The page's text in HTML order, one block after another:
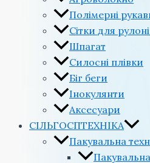
Полімерні
Сітки для
Шпагат
Силосні плівки
Біг беги
Інокулянти
Аксесуари
СІЛЬГОСПТЕХНІКА
Пакувальна